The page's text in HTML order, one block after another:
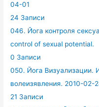
04-01
24 Записи
046. Йога контроля
control of sexual potential.
0 Записи
050. Йога Визуализации.
волеизявления. 2010-02-
21 Записи